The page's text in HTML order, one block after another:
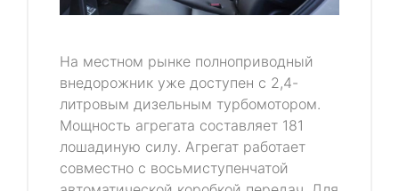
На местном рынке полноприводный
внедорожник уже доступен с 2,4-
литровым дизельным турбомотором.
Мощность агрегата составляет 181
лошадиную силу. Агрегат работает
совместно с восьмиступенчатой